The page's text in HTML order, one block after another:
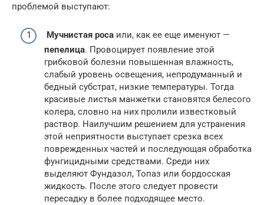
проблемой выступают:
Мучнистая роса или, как ее еще именуют —
пепелица. Провоцирует появление этой
грибковой болезни повышенная влажность,
слабый уровень освещения, непродуманный и
бедный субстрат, низкие температуры. Тогда
красивые листья манжетки становятся белесого
колера, словно на них пролили известковый
раствор. Наилучшим решением для устранения
этой неприятности выступает срезка всех
поврежденных частей и последующая обработка
фунгицидными средствами. Среди них
выделяют Фундазол, Топаз или бордосская
жидкость. После этого следует провести
пересадку в более подходящее место.